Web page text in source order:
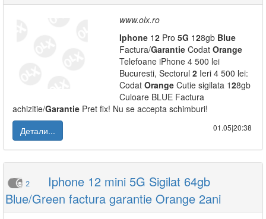
www.olx.ro
Iphone 12 Pro 5G 128gb Blue
Factura/Garantie Codat Orange
Telefoane iPhone 4 500 lei
Bucuresti, Sectorul 2 Ieri 4 500 lei:
Codat Orange Cutie sigilata 128gb
Culoare BLUE Factura
achizitie/Garantie Pret fix! Nu se accepta schimburi!
Детали...
01.05|20:38
2
Iphone 12 mini 5G Sigilat 64gb
Blue/Green factura garantie Orange 2ani